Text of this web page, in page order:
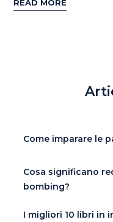
READ MORE
Come imparare le
Cosa significano
bombing?
I migliori 10 libri in